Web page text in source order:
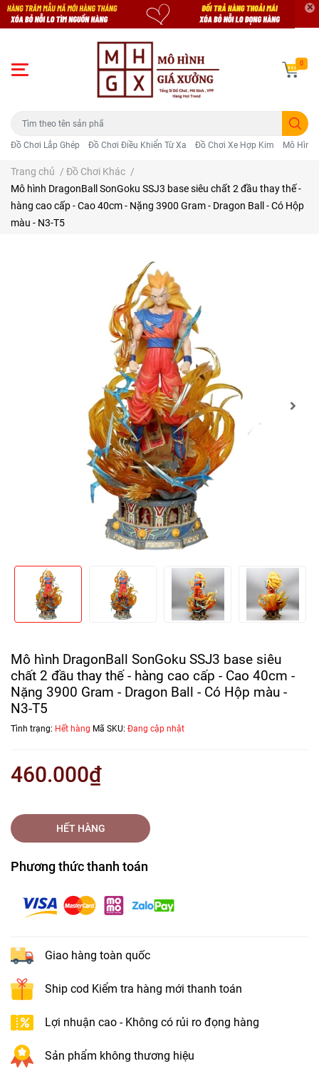
Đồ Chơi Lắp Ghép Đồ Chơi Điều Khiển Từ Xa Đồ Chơi Xe Hợp Kim Mô Hình
0
Trang chủ / Đồ Chơi Khác /
Mô hình DragonBall SonGoku SSJ3 base siêu chất 2 đầu thay thế -
hàng cao cấp - Cao 40cm - Nặng 3900 Gram - Dragon Ball - Có Hộp
màu - N3-T5
Mô hình DragonBall SonGoku SSJ3 base siêu
chất 2 đầu thay thế - hàng cao cấp - Cao 40cm -
Nặng 3900 Gram - Dragon Ball - Có Hộp màu -
N3-T5
Tình trạng: Hết hàng Mã SKU: Đang cập nhật
460.000₫
HẾT HÀNG
Phương thức thanh toán
Giao hàng toàn quốc
Ship cod Kiểm tra hàng mới thanh toán
Lợi nhuận cao - Không có rủi ro đọng hàng
Sản phẩm không thương hiệu